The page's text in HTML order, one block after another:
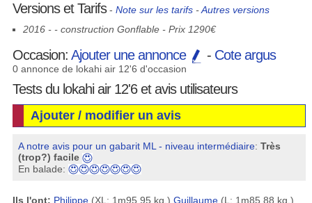
Versions et Tarifs- Note sur les tarifs-Autres versions
2016 - - construction Gonflable - Prix 1290€
Occasion: Ajouter une annonce - Cote argus
0 annonce de lokahi air 12'6 d'occasion
Tests du lokahi air 12'6 et avis utilisateurs
Ajouter / modifier un avis
A notre avis pour un gabarit ML - niveau intermédiaire:Très
(trop?) facile
En balade:
Ils l'ont: Philippe(XL: 1m95 95 kg.) Guillaume(L: 1m85 88 kg.)